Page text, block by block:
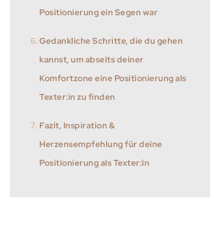
Positionierung ein Segen war
Gedankliche Schritte, die du gehen
kannst, um abseits deiner
Komfortzone eine Positionierung als
Texter:in zu finden
Fazit, Inspiration &
Herzensempfehlung für deine
Positionierung als Texter:in